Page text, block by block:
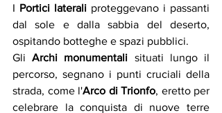
I Portici laterali proteggevano i passanti
dal sole e dalla sabbia del deserto,
ospitando botteghe e spazi pubblici.
Gli Archi monumentali situati lungo il
percorso, segnano i punti cruciali della
strada, come l'Arco di Trionfo, eretto per
celebrare la conquista di nuove terre